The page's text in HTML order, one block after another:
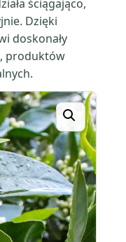
ściągająco,
Dzięki
doskonały
produktów